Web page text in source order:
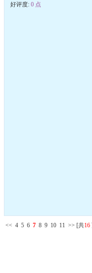
好评度: 0 点
<< 4 5 6 7 8 9 10 11 >> [共16